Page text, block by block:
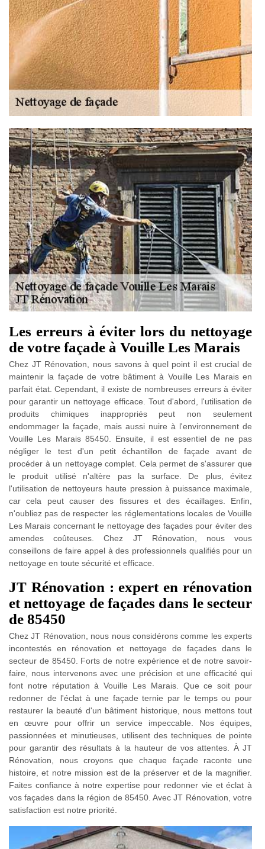
Les erreurs à éviter lors du nettoyage
de votre façade à Vouille Les Marais
Chez JT Rénovation, nous savons à quel point il est crucial de
maintenir la façade de votre bâtiment à Vouille Les Marais en
parfait état. Cependant, il existe de nombreuses erreurs à éviter
pour garantir un nettoyage efficace. Tout d'abord, l'utilisation de
produits chimiques inappropriés peut non seulement
endommager la façade, mais aussi nuire à l'environnement de
Vouille Les Marais 85450. Ensuite, il est essentiel de ne pas
négliger le test d'un petit échantillon de façade avant de
procéder à un nettoyage complet. Cela permet de s'assurer que
le produit utilisé n'altère pas la surface. De plus, évitez
l'utilisation de nettoyeurs haute pression à puissance maximale,
car cela peut causer des fissures et des écaillages. Enfin,
n'oubliez pas de respecter les réglementations locales de Vouille
Les Marais concernant le nettoyage des façades pour éviter des
amendes coûteuses. Chez JT Rénovation, nous vous
conseillons de faire appel à des professionnels qualifiés pour un
nettoyage en toute sécurité et efficace.
JT Rénovation : expert en rénovation
et nettoyage de façades dans le secteur
de 85450
Chez JT Rénovation, nous nous considérons comme les experts
incontestés en rénovation et nettoyage de façades dans le
secteur de 85450. Forts de notre expérience et de notre savoir-
faire, nous intervenons avec une précision et une efficacité qui
font notre réputation à Vouille Les Marais. Que ce soit pour
redonner de l'éclat à une façade ternie par le temps ou pour
restaurer la beauté d'un bâtiment historique, nous mettons tout
en œuvre pour offrir un service impeccable. Nos équipes,
passionnées et minutieuses, utilisent des techniques de pointe
pour garantir des résultats à la hauteur de vos attentes. À JT
Rénovation, nous croyons que chaque façade raconte une
histoire, et notre mission est de la préserver et de la magnifier.
Faites confiance à notre expertise pour redonner vie et éclat à
vos façades dans la région de 85450. Avec JT Rénovation, votre
satisfaction est notre priorité.